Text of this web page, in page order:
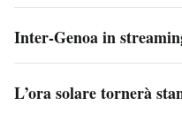
Inter-Genoa in
L’ora solare tornerà